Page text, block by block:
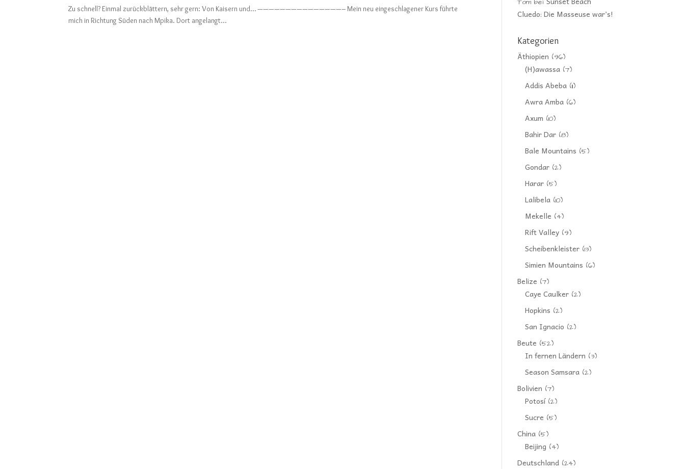
Zu schnell? Einmal zurückblättern, sehr gern: Von Kaisern und… ———————————————– Mein neu eingeschlagener Kurs führte
mich in Richtung Süden nach Mpika. Dort angelangt...
Tom bei
Cluedo: Die Masseuse war’s!
Kategorien
Äthiopien (96)
(H)awassa (7)
Addis Abeba (11)
Awra Amba (6)
Axum (10)
Bahir Dar (8)
Bale Mountains (5)
Gondar (2)
Harar (5)
Lalibela (10)
Mekelle (4)
Rift Valley (9)
Scheibenkleister (13)
Simien Mountains (6)
Belize (7)
Caye Caulker (2)
Hopkins (2)
San Ignacio (2)
Beute (52)
In fernen Ländern (3)
Season Samsara (2)
Bolivien (7)
Potosí(2)
Sucre (5)
China (5)
Beijing (4)
Deutschland (24)